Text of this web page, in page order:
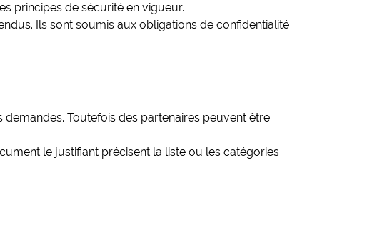
principes de sécurité en vigueur.
Ils sont soumis aux obligations de confidentialité
Toutefois des partenaires peuvent être
le justifiant précisent la liste ou les catégories